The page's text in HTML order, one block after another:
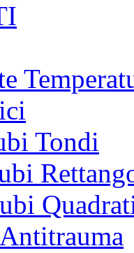
Tondi